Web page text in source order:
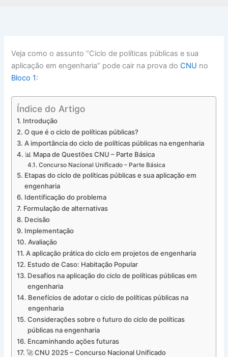
Veja como o assunto “Ciclo de políticas públicas e sua
aplicação em engenharia” pode cair na prova doCNU no
Bloco 1:
Índice do Artigo
Introdução
O que é o ciclo de políticas públicas?
A importância do ciclo de políticas públicas na engenharia
📊 Mapa de Questões CNU – Parte Básica
Concurso Nacional Unificado – Parte Básica
Etapas do ciclo de políticas públicas e sua aplicação em
engenharia
Identificação do problema
Formulação de alternativas
Decisão
Implementação
Avaliação
A aplicação prática do ciclo em projetos de engenharia
Estudo de Caso: Habitação Popular
Desafios na aplicação do ciclo de políticas públicas em
engenharia
Benefícios de adotar o ciclo de políticas públicas na
engenharia
Considerações sobre o futuro do ciclo de políticas
públicas na engenharia
Encaminhando ações futuras
🚀 CNU 2025 – Concurso Nacional Unificado